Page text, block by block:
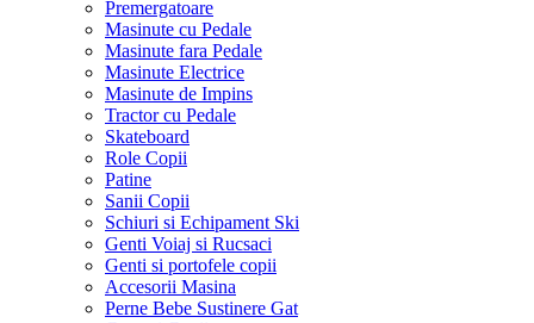
Premergatoare
Masinute cu Pedale
Masinute fara Pedale
Masinute Electrice
Masinute de Impins
Tractor cu Pedale
Skateboard
Role Copii
Patine
Sanii Copii
Schiuri si Echipament Ski
Genti Voiaj si Rucsaci
Genti si portofele copii
Accesorii Masina
Perne Bebe Sustinere Gat